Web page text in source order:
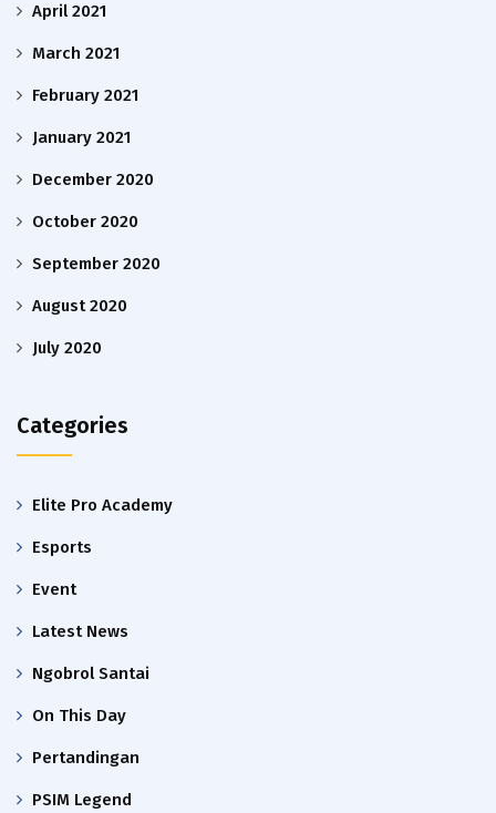
April 2021
March 2021
February 2021
January 2021
December 2020
October 2020
September 2020
August 2020
July 2020
Categories
Elite Pro Academy
Esports
Event
Latest News
Ngobrol Santai
On This Day
Pertandingan
PSIM Legend